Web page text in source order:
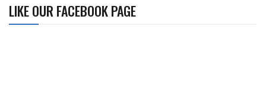
LIKE OUR FACEBOOK PAGE